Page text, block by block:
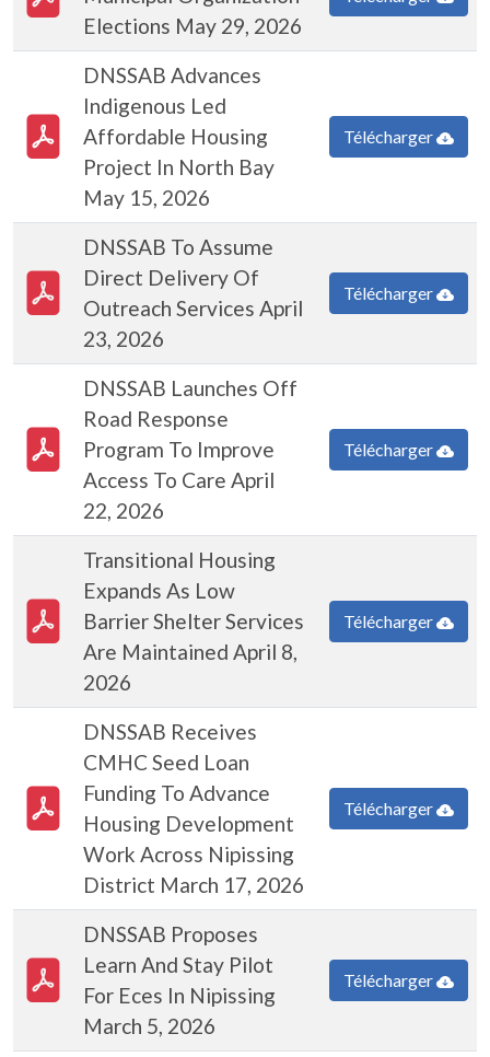
Elections May 29, 2026
PDF Document
DNSSAB Advances
Indigenous Led
Affordable Housing
Project In North Bay
May 15, 2026
Télécharger
PDF Document
DNSSAB To Assume
Direct Delivery Of
Outreach Services April
23, 2026
Télécharger
PDF Document
DNSSAB Launches Off
Road Response
Program To Improve
Access To Care April
22, 2026
Télécharger
PDF Document
Transitional Housing
Expands As Low
Barrier Shelter Services
Are Maintained April 8,
2026
Télécharger
PDF Document
DNSSAB Receives
CMHC Seed Loan
Funding To Advance
Housing Development
Work Across Nipissing
District March 17, 2026
Télécharger
PDF Document
DNSSAB Proposes
Learn And Stay Pilot
For Eces In Nipissing
March 5, 2026
Télécharger